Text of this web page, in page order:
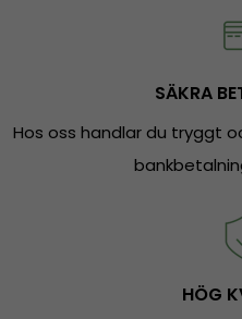
SÄKRA
Hos oss handlar du tryggt
HÖG